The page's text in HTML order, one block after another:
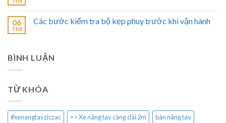
06
Th8
Các bước kiểm tra bộ kẹp phuy trước khi vận hành
BÌNH LUẬN
TỪ KHÓA
#xenangtayziczac => Xe nâng tay càng dài 2m
bàn nâng tay